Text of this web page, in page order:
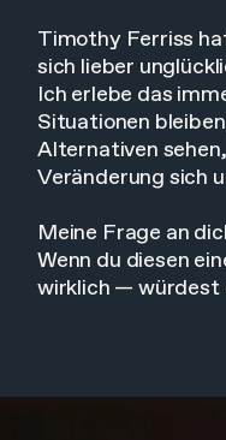
Timothy Ferriss
sich lieber
Ich erlebe das
Situationen
Alternativen
Veränderung sich
Meine Frage an
Wenn du diesen
wirklich — würdest